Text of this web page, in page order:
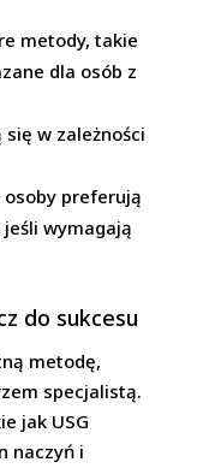
metody, takie
dla osób z
w zależności
preferują
wymagają
do sukcesu
metodę,
specjalistą.
jak USG
naczyń i